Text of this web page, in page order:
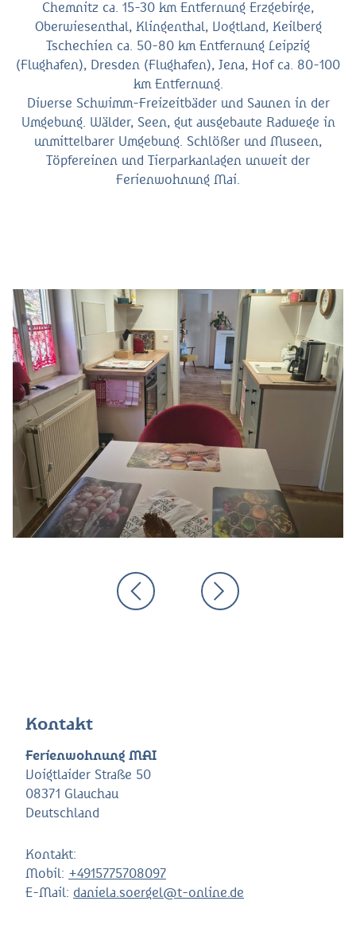
Chemnitz ca. 15-30 km Entfernung Erzgebirge,
Oberwiesenthal, Klingenthal, Vogtland, Keilberg
Tschechien ca. 50-80 km Entfernung Leipzig
(Flughafen), Dresden (Flughafen), Jena, Hof ca. 80-100
km Entfernung.
Diverse Schwimm-Freizeitbäder und Saunen in der
Umgebung. Wälder, Seen, gut ausgebaute Radwege in
unmittelbarer Umgebung. Schlößer und Museen,
Töpfereinen und Tierparkanlagen unweit der
Ferienwohnung Mai.
Kontakt
Ferienwohnung MAI
Voigtlaider Straße 50
08371 Glauchau
Deutschland
Kontakt:
Mobil: +4915775708097
E-Mail: daniela.soergel@t-online.de